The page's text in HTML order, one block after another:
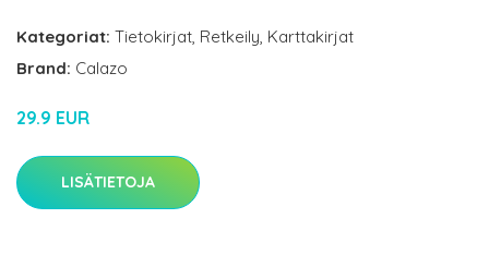
Kategoriat: Tietokirjat, Retkeily, Karttakirjat
Brand: Calazo
29.9 EUR
LISÄTIETOJA